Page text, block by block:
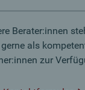
Berater:innen
als
zur